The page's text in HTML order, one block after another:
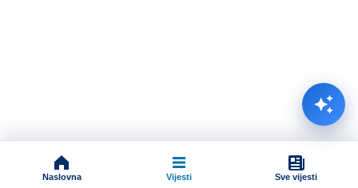
Naslovna Vijesti Sve vijesti